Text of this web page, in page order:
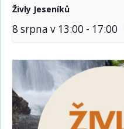
Živly Jeseníků
8 srpna v 13:00 - 17:00